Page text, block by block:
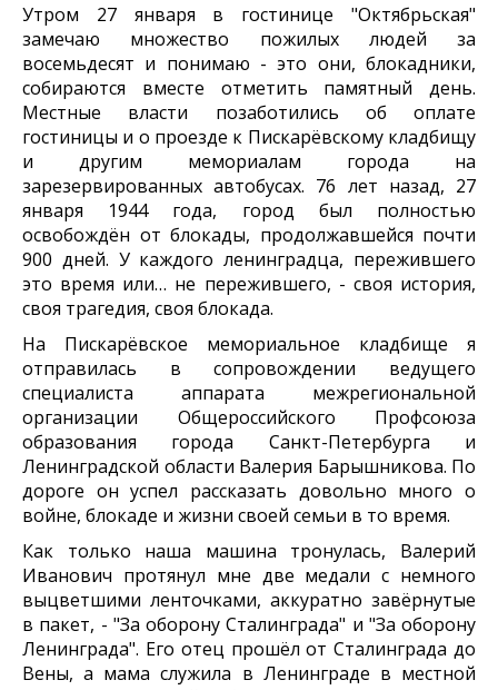
Утром 27 января в гостинице "Октябрьская"
замечаю множество пожилых людей за
восемьдесят и понимаю - это они, блокадники,
собираются вместе отметить памятный день.
Местные власти позаботились об оплате
гостиницы и о проезде к Пискарёвскому кладбищу
и другим мемориалам города на
зарезервированных автобусах. 76 лет назад, 27
января 1944 года, город был полностью
освобождён от блокады, продолжавшейся почти
900 дней. У каждого ленинградца, пережившего
это время или… не пережившего, - своя история,
своя трагедия, своя блокада.
На Пискарёвское мемориальное кладбище я
отправилась в сопровождении ведущего
специалиста аппарата межрегиональной
организации Общероссийского Профсоюза
образования города Санкт-Петербурга и
Ленинградской области Валерия Барышникова. По
дороге он успел рассказать довольно много о
войне, блокаде и жизни своей семьи в то время.
Как только наша машина тронулась, Валерий
Иванович протянул мне две медали с немного
выцветшими ленточками, аккуратно завёрнутые
в пакет, - "За оборону Сталинграда" и "За оборону
Ленинграда". Его отец прошёл от Сталинграда до
Вены, а мама служила в Ленинграде в местной